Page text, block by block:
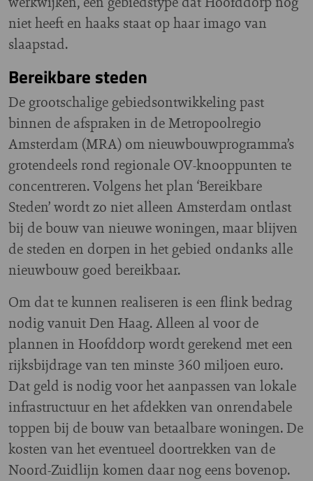
niet heeft en haaks staat op haar imago van
slaapstad.
Bereikbare steden
De grootschalige gebiedsontwikkeling past
binnen de afspraken in de Metropoolregio
Amsterdam (MRA) om nieuwbouwprogramma’s
grotendeels rond regionale OV-knooppunten te
concentreren. Volgens het plan ‘Bereikbare
Steden’ wordt zo niet alleen Amsterdam ontlast
bij de bouw van nieuwe woningen, maar blijven
de steden en dorpen in het gebied ondanks alle
nieuwbouw goed bereikbaar.
Om dat te kunnen realiseren is een flink bedrag
nodig vanuit Den Haag. Alleen al voor de
plannen in Hoofddorp wordt gerekend met een
rijksbijdrage van ten minste 360 miljoen euro.
Dat geld is nodig voor het aanpassen van lokale
infrastructuur en het afdekken van onrendabele
toppen bij de bouw van betaalbare woningen. De
kosten van het eventueel doortrekken van de
Noord-Zuidlijn komen daar nog eens bovenop.